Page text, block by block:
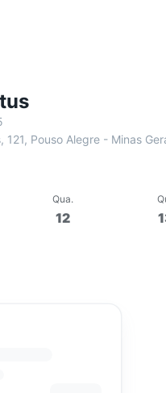
121, Pouso Alegre - Minas
Qua.
12